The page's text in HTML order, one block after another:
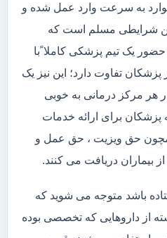
به سرعت وارد عمل شده و
شرایطی مسلم است که
یک تیم پزشکی کاملا ًبا
تفاوت دارد؛ این نیز یک
مرکز درمانی به خوبی
پزشکان برای ارائه خدمات
حق ویزیت ، حق عمل و
بیماران دریافت می کنند.
باشد متوجه می شوید که
از داروهایی که تخصصی بوده